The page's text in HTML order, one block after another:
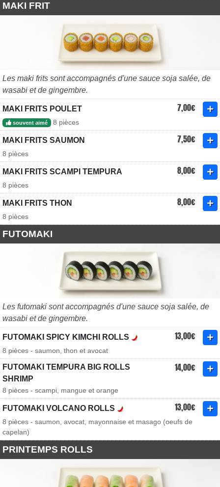
MAKI FRIT
Les maki frits sont accompagnés d'une sauce soja salée, de
wasabi et de gingembre.
MAKI FRITS POULET 7,00€
souvent aimé 8 pièces
MAKI FRITS SAUMON 7,50€
8 pièces
MAKI FRITS SCAMPI TEMPURA 8,00€
8 pièces
MAKI FRITS THON 8,00€
8 pièces
FUTOMAKI
Les futomaki sont accompagnés d'une sauce soja salée, de
wasabi et de gingembre.
FUTOMAKI SPICY KIMCHI ROLLS 13,00€
8 pièces - saumon, thon et avocat
FUTOMAKI TEMPURA BIG ROLLS
SHRIMP
14,00€
8 pièces - scampi, mangue et orange
FUTOMAKI VOLCANO ROLLS 13,00€
8 pièces - saumon, avocat, mayonnaise et masago (oeufs de
capelan)
PRINTEMPS ROLLS